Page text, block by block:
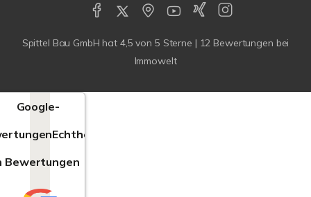
Spittel Bau GmbH hat 4,5 von 5 Sterne | 12 Bewertungen bei
Immowelt
Google-
Echtheit
Bewertungen